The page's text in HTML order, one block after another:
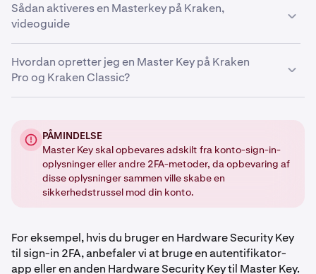
•
Hardware Security Key (anbefales). For en Master
Key understøtter Kraken sikkerhedsnøgler, der
bruger FIDO2-protokoller.
• Autentifikations-app
• Statisk adgangskode
Sådan aktiveres en Masterkey på Kraken,
videoguide
Hvordan opretter jeg en Master Key på Kraken
Pro og Kraken Classic?
Log indog klik på dit profilikon i øverste højre hjørne
af siden.
Klik på Indstillinger og naviger til fanen Sikkerhed.
på Aktiver-knappen for Masterkey.
4 Du skal derefter indtaste dinTo-faktor
PÅMINDELSE
Master Key skal opbevares adskilt fra konto-sign-in-
oplysninger eller andre 2FA-metoder, da opbevaring af
disse oplysninger sammen ville skabe en
sikkerhedstrussel mod din konto.
For eksempel, hvis du bruger en Hardware Security Key
til sign-in 2FA, anbefaler vi at bruge en autentifikator-
app eller en anden Hardware Security Key til Master Key.